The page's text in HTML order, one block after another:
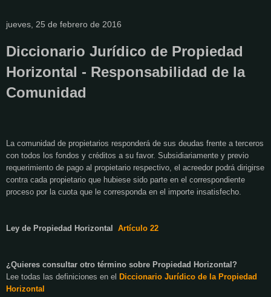
jueves, 25 de febrero de 2016
Diccionario Jurídico de Propiedad
Horizontal - Responsabilidad de la
Comunidad
La comunidad de propietarios responderá de sus deudas frente a terceros
con todos los fondos y créditos a su favor. Subsidiariamente y previo
requerimiento de pago al propietario respectivo, el acreedor podrá dirigirse
contra cada propietario que hubiese sido parte en el correspondiente
proceso por la cuota que le corresponda en el importe insatisfecho.
Ley de Propiedad Horizontal Artículo 22
¿Quieres consultar otro término sobre Propiedad Horizontal?
Lee todas las definiciones en el Diccionario Jurídico de la Propiedad
Horizontal